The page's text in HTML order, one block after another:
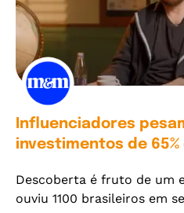
Influenciadores
investimentos de
Descoberta é fruto de um
ouviu 1100 brasileiros em